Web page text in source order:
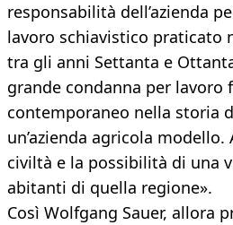
responsabilità dell’azienda
lavoro schiavistico praticato
tra gli anni Settanta e
grande condanna per lavoro
contemporaneo nella storia
un’azienda agricola
civiltà e la possibilità di una
abitanti di quella regione».
Così Wolfgang Sauer, allora